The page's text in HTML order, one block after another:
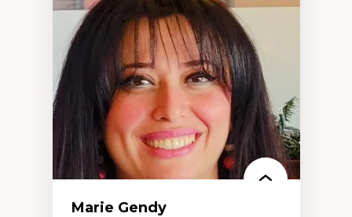
Acceptabilité, acceptation et adoption des
technologies
Technologies d'apprentissage innovantes
Insertion professionnelle du nouveau
personnel enseignant
Construction identitaire en milieu
minoritaire francophone
Technologies éducatives pour la formation
continue
Marie Gendy